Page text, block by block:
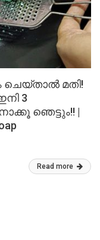
മതി!
3
ഞെട്ടും!! |
Read more